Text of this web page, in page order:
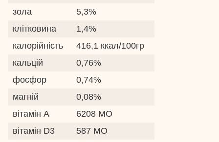
зола
5,3%
клітковина
1,4%
калорійність
416,1 ккал/100гр
кальцій
0,76%
фосфор
0,74%
магній
0,08%
вітамін А
6208 МО
вітамін D3
587 МО